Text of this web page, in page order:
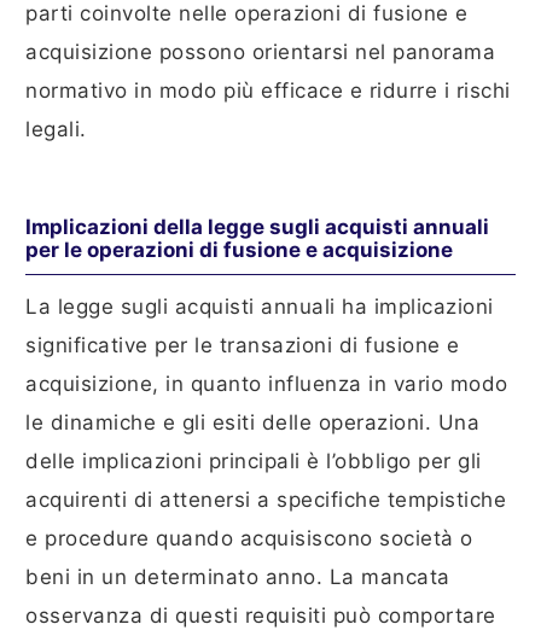
parti coinvolte nelle operazioni di fusione e
acquisizione possono orientarsi nel panorama
normativo in modo più efficace e ridurre i rischi
legali.
Implicazioni della legge sugli acquisti annuali
per le operazioni di fusione e acquisizione
La legge sugli acquisti annuali ha implicazioni
significative per le transazioni di fusione e
acquisizione, in quanto influenza in vario modo
le dinamiche e gli esiti delle operazioni. Una
delle implicazioni principali è l’obbligo per gli
acquirenti di attenersi a specifiche tempistiche
e procedure quando acquisiscono società o
beni in un determinato anno. La mancata
osservanza di questi requisiti può comportare